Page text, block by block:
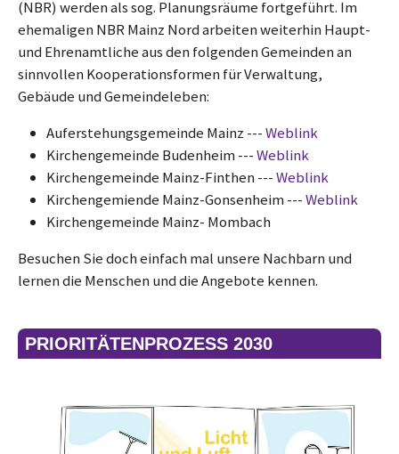
(NBR) werden als sog. Planungsräume fortgeführt. Im
ehemaligen NBR Mainz Nord arbeiten weiterhin Haupt-
und Ehrenamtliche aus den folgenden Gemeinden an
sinnvollen Kooperationsformen für Verwaltung,
Gebäude und Gemeindeleben:
Auferstehungsgemeinde Mainz ---Weblink
Kirchengemeinde Budenheim ---Weblink
Kirchengemeinde Mainz-Finthen ---Weblink
Kirchengemiende Mainz-Gonsenheim ---Weblink
Kirchengemeinde Mainz- Mombach
Besuchen Sie doch einfach mal unsere Nachbarn und
lernen die Menschen und die Angebote kennen.
PRIORITÄTENPROZESS 2030